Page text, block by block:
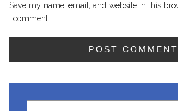
Save my name, email, and website in this
I comment.